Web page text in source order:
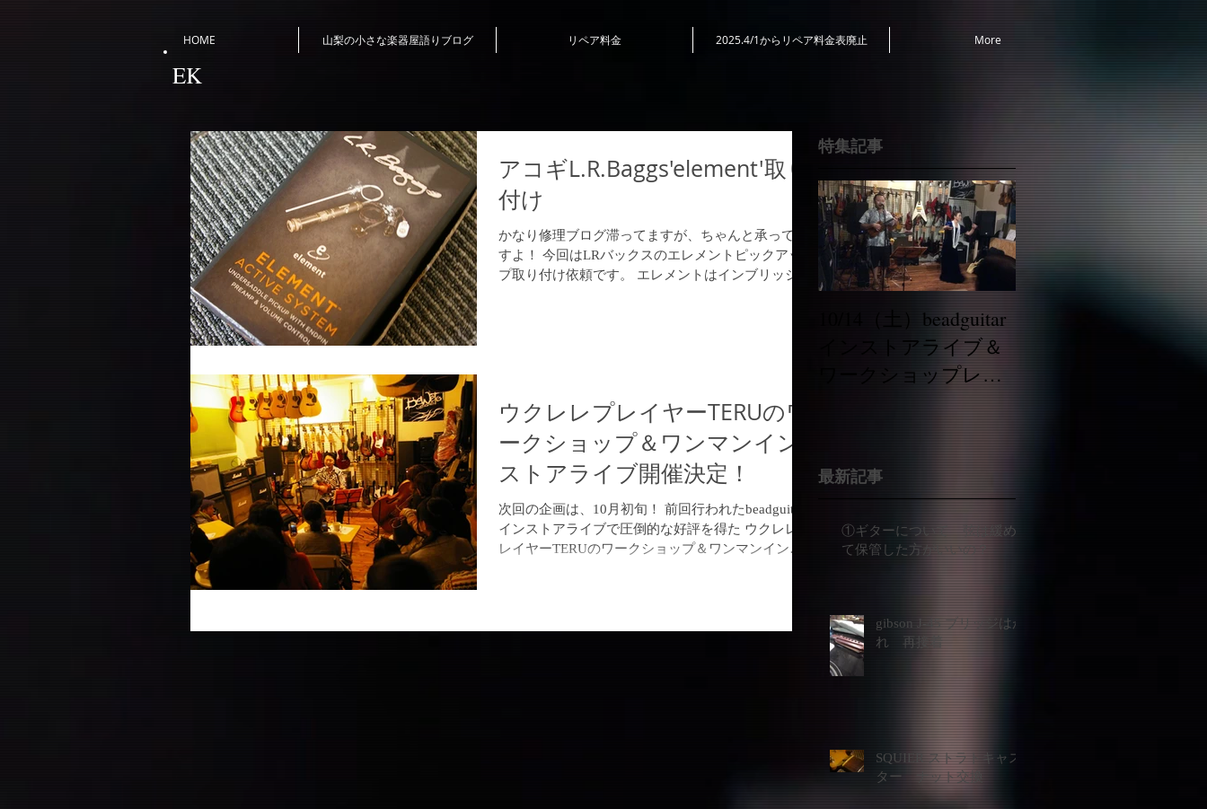
EK
HOME 山梨の小さな楽器屋語りブログ リペア料金 2025.4/1からリペア料金表廃止 More
アコギL.R.Baggs'element'取り
付け
かなり修理ブログ滞ってますが、ちゃんと承ってま
すよ！ 今回はLRバックスのエレメントピックアッ
プ取り付け依頼です。 エレメントはインブリッジタ
ウクレレプレイヤーTERUのワ
ークショップ＆ワンマンイン
ストアライブ開催決定！
次回の企画は、10月初旬！ 前回行われたbeadguitar
インストアライブで圧倒的な好評を得た ウクレレプ
レイヤーTERUのワークショップ＆ワンマンインス
特集記事
10/14（土）beadguitar
インストアライブ＆
ワークショップレポ
最新記事
①ギターについて 弦は緩め
て保管した方がいいの？
gibson J-45 ブリッジはが
れ 再接着
SQUIER ストラトキャス
ター ナット交換